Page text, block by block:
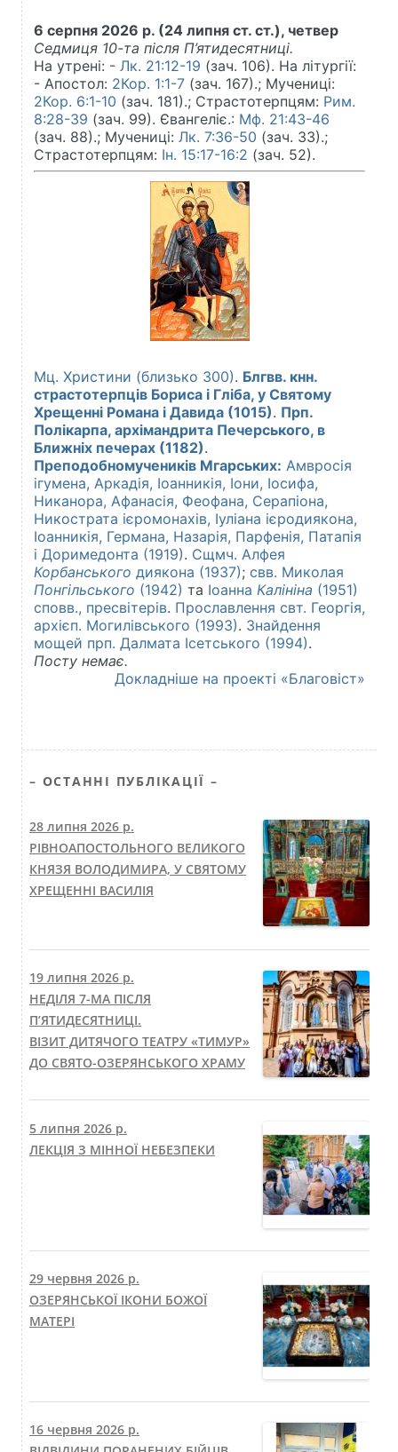
– ОСТАННІ ПУБЛІКАЦІЇ –
28 липня 2026 р.
РІВНОАПОСТОЛЬНОГО ВЕЛИКОГО
КНЯЗЯ ВОЛОДИМИРА, У СВЯТОМУ
ХРЕЩЕННІ ВАСИЛІЯ
19 липня 2026 р.
НЕДІЛЯ 7-МА ПІСЛЯ
П’ЯТИДЕСЯТНИЦІ.
ВІЗИТ ДИТЯЧОГО ТЕАТРУ «ТИМУР»
ДО СВЯТО-ОЗЕРЯНСЬКОГО ХРАМУ
5 липня 2026 р.
ЛЕКЦІЯ З МІННОЇ НЕБЕЗПЕКИ
29 червня 2026 р.
ОЗЕРЯНСЬКОЇ ІКОНИ БОЖОЇ
МАТЕРІ
16 червня 2026 р.